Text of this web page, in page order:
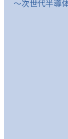
～次世代半導